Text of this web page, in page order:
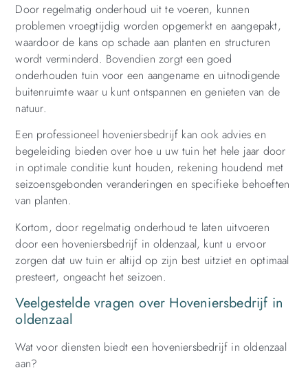
Door regelmatig onderhoud uit te voeren, kunnen
problemen vroegtijdig worden opgemerkt en aangepakt,
waardoor de kans op schade aan planten en structuren
wordt verminderd. Bovendien zorgt een goed
onderhouden tuin voor een aangename en uitnodigende
buitenruimte waar u kunt ontspannen en genieten van de
natuur.
Een professioneel hoveniersbedrijf kan ook advies en
begeleiding bieden over hoe u uw tuin het hele jaar door
in optimale conditie kunt houden, rekening houdend met
seizoensgebonden veranderingen en specifieke behoeften
van planten.
Kortom, door regelmatig onderhoud te laten uitvoeren
door een hoveniersbedrijf in oldenzaal, kunt u ervoor
zorgen dat uw tuin er altijd op zijn best uitziet en optimaal
presteert, ongeacht het seizoen.
Veelgestelde vragen over Hoveniersbedrijf in
oldenzaal
Wat voor diensten biedt een hoveniersbedrijf in oldenzaal
aan?